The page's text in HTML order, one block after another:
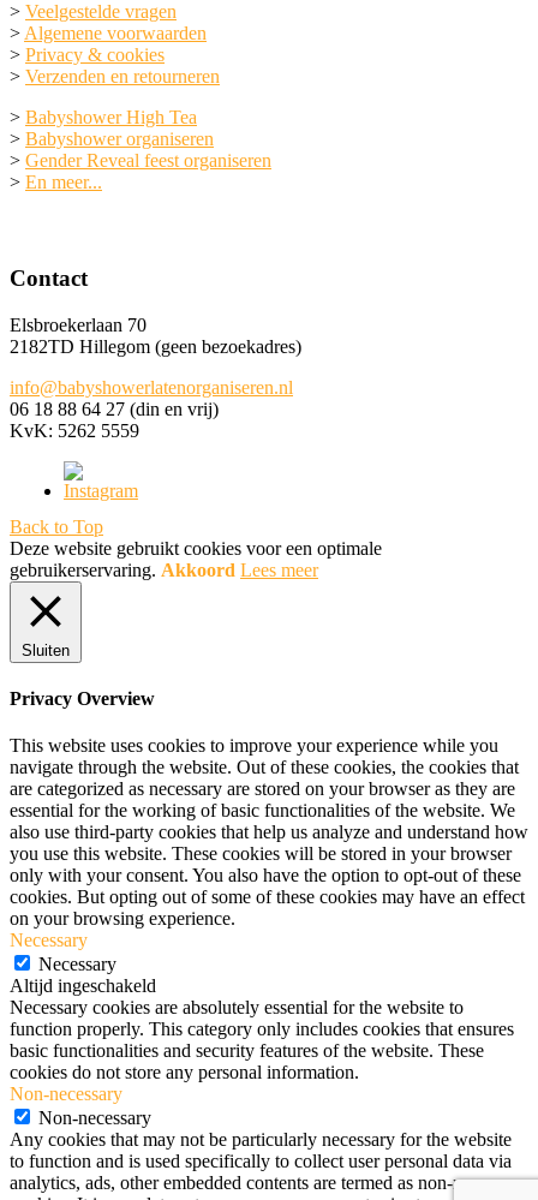
> Veelgestelde vragen
>Algemene voorwaarden
> Privacy & cookies
> Verzenden en retourneren
> Babyshower High Tea
> Babyshower organiseren
> Gender Reveal feest organiseren
> En meer...
Contact
Elsbroekerlaan 70
2182TD Hillegom (geen bezoekadres)
info@babyshowerlatenorganiseren.nl
06 18 88 64 27 (din en vrij)
KvK: 5262 5559
Back to Top
Deze website gebruikt cookies voor een optimale
gebruikerservaring. Akkoord Lees meer
Sluiten
Privacy Overview
This website uses cookies to improve your experience while you
navigate through the website. Out of these cookies, the cookies that
are categorized as necessary are stored on your browser as they are
essential for the working of basic functionalities of the website. We
also use third-party cookies that help us analyze and understand how
you use this website. These cookies will be stored in your browser
only with your consent. You also have the option to opt-out of these
cookies. But opting out of some of these cookies may have an effect
on your browsing experience.
Necessary
Necessary
Altijd ingeschakeld
Necessary cookies are absolutely essential for the website to
function properly. This category only includes cookies that ensures
basic functionalities and security features of the website. These
cookies do not store any personal information.
Non-necessary
Non-necessary
Any cookies that may not be particularly necessary for the website
to function and is used specifically to collect user personal data via
analytics, ads, other embedded contents are termed as non-necessary